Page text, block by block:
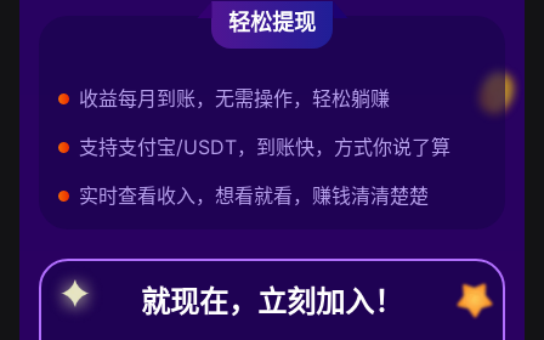
轻松提现
收益每月到账，无需操作，轻松躺赚
支持支付宝/USDT，到账快，方式你说了算
实时查看收入，想看就看，赚钱清清楚楚
就现在，立刻加入！